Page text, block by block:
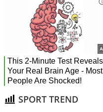
SPORT TREND